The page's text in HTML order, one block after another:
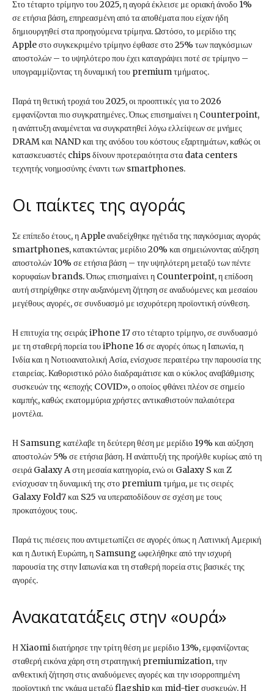
Στο τέταρτο τρίμηνο του 2025, η αγορά έκλεισε με οριακή άνοδο 1%
σε ετήσια βάση, επηρεασμένη από τα αποθέματα που είχαν ήδη
δημιουργηθεί στα προηγούμενα τρίμηνα. Ωστόσο, το μερίδιο της
Apple στο συγκεκριμένο τρίμηνο έφθασε στο 25% των παγκόσμιων
αποστολών – το υψηλότερο που έχει καταγράψει ποτέ σε τρίμηνο –
υπογραμμίζοντας τη δυναμική του premium τμήματος.
Παρά τη θετική τροχιά του 2025, οι προοπτικές για το 2026
εμφανίζονται πιο συγκρατημένες. Όπως επισημαίνει η Counterpoint,
η ανάπτυξη αναμένεται να συγκρατηθεί λόγω ελλείψεων σε μνήμες
DRAM και NAND και της ανόδου του κόστους εξαρτημάτων, καθώς οι
κατασκευαστές chips δίνουν προτεραιότητα στα data centers
τεχνητής νοημοσύνης έναντι των smartphones.
Οι παίκτες της αγοράς
Σε επίπεδο έτους, η Apple αναδείχθηκε ηγέτιδα της παγκόσμιας αγοράς
smartphones, κατακτώντας μερίδιο 20% και σημειώνοντας αύξηση
αποστολών 10% σε ετήσια βάση – την υψηλότερη μεταξύ των πέντε
κορυφαίων brands. Όπως επισημαίνει η Counterpoint, η επίδοση
αυτή στηρίχθηκε στην αυξανόμενη ζήτηση σε αναδυόμενες και μεσαίου
μεγέθους αγορές, σε συνδυασμό με ισχυρότερη προϊοντική σύνθεση.
Η επιτυχία της σειράς iPhone 17 στο τέταρτο τρίμηνο, σε συνδυασμό
με τη σταθερή πορεία του iPhone 16 σε αγορές όπως η Ιαπωνία, η
Ινδία και η Νοτιοανατολική Ασία, ενίσχυσε περαιτέρω την παρουσία της
εταιρείας. Καθοριστικό ρόλο διαδραμάτισε και ο κύκλος αναβάθμισης
συσκευών της «εποχής COVID», ο οποίος φθάνει πλέον σε σημείο
καμπής, καθώς εκατομμύρια χρήστες αντικαθιστούν παλαιότερα
μοντέλα.
Η Samsung κατέλαβε τη δεύτερη θέση με μερίδιο 19% και αύξηση
αποστολών 5% σε ετήσια βάση. Η ανάπτυξή της προήλθε κυρίως από τη
σειρά Galaxy A στη μεσαία κατηγορία, ενώ οι Galaxy S και Z
ενίσχυσαν τη δυναμική της στο premium τμήμα, με τις σειρές
Galaxy Fold7 και S25 να υπεραποδίδουν σε σχέση με τους
προκατόχους τους.
Παρά τις πιέσεις που αντιμετωπίζει σε αγορές όπως η Λατινική Αμερική
και η Δυτική Ευρώπη, η Samsung ωφελήθηκε από την ισχυρή
παρουσία της στην Ιαπωνία και τη σταθερή πορεία στις βασικές της
αγορές.
Ανακατατάξεις στην «ουρά»
Η Xiaomi διατήρησε την τρίτη θέση με μερίδιο 13%, εμφανίζοντας
σταθερή εικόνα χάρη στη στρατηγική premiumization, την
ανθεκτική ζήτηση στις αναδυόμενες αγορές και την ισορροπημένη
προϊοντική της γκάμα μεταξύ flagship και mid-tier συσκευών. Η